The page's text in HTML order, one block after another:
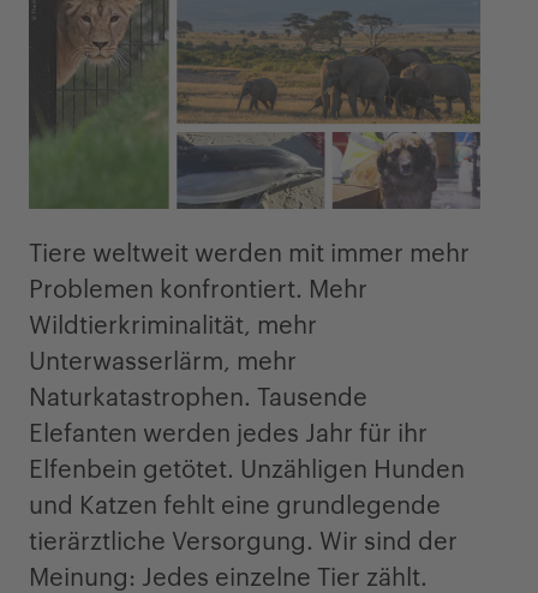
Tiere weltweit werden mit immer mehr
Problemen konfrontiert. Mehr
Wildtierkriminalität, mehr
Unterwasserlärm, mehr
Naturkatastrophen. Tausende
Elefanten werden jedes Jahr für ihr
Elfenbein getötet. Unzähligen Hunden
und Katzen fehlt eine grundlegende
tierärztliche Versorgung. Wir sind der
Meinung: Jedes einzelne Tier zählt.